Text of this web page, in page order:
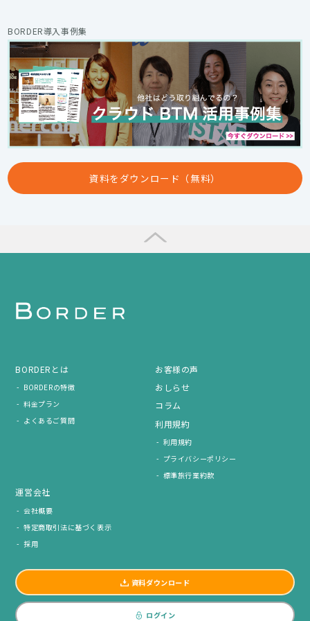
BORDER導入事例集
資料をダウンロード（無料）
BORDERとは
BORDERの特徴
料金プラン
よくあるご質問
お客様の声
おしらせ
コラム
利用規約
利用規約
プライバシーポリシー
標準旅行業約款
運営会社
会社概要
特定商取引法に基づく表示
採用
資料ダウンロード
ログイン